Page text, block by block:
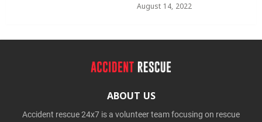
August 14, 2022
ABOUT US
Accident rescue 24x7 is a volunteer team focusing on rescue